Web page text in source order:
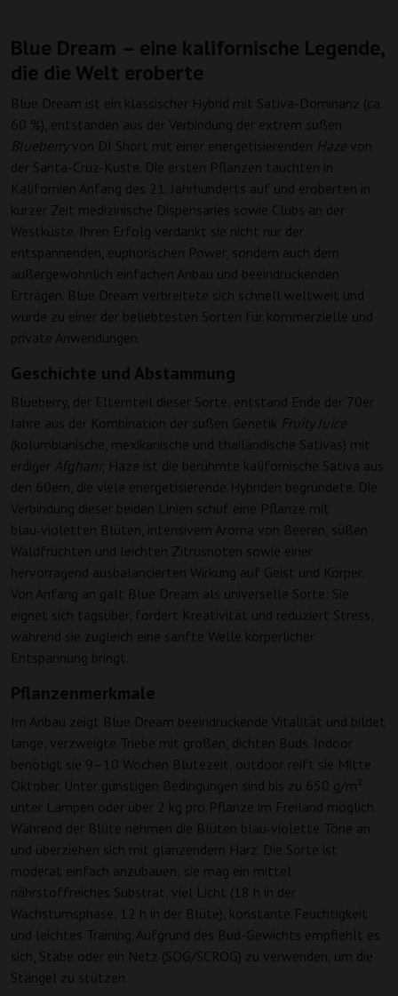
Blue Dream – eine kalifornische Legende,
die die Welt eroberte
Blue Dream ist ein klassischer Hybrid mit Sativa-Dominanz (ca.
60 %), entstanden aus der Verbindung der extrem süßen
Blueberryvon DJ Short mit einer energetisierenden Haze von
der Santa-Cruz-Küste. Die ersten Pflanzen tauchten in
Kalifornien Anfang des 21. Jahrhunderts auf und eroberten in
kurzer Zeit medizinische Dispensaries sowie Clubs an der
Westküste. Ihren Erfolg verdankt sie nicht nur der
entspannenden, euphorischen Power, sondern auch dem
außergewöhnlich einfachen Anbau und beeindruckenden
Erträgen. Blue Dream verbreitete sich schnell weltweit und
wurde zu einer der beliebtesten Sorten für kommerzielle und
private Anwendungen.
Geschichte und Abstammung
Blueberry, der Elternteil dieser Sorte, entstand Ende der 70er
Jahre aus der Kombination der süßen Genetik Fruity Juice
(kolumbianische, mexikanische und thailändische Sativas) mit
erdiger Afghani; Haze ist die berühmte kalifornische Sativa aus
den 60ern, die viele energetisierende Hybriden begründete. Die
Verbindung dieser beiden Linien schuf eine Pflanze mit
blau‑violetten Blüten, intensivem Aroma von Beeren, süßen
Waldfrüchten und leichten Zitrusnoten sowie einer
hervorragend ausbalancierten Wirkung auf Geist und Körper.
Von Anfang an galt Blue Dream als universelle Sorte: Sie
eignet sich tagsüber, fördert Kreativität und reduziert Stress,
während sie zugleich eine sanfte Welle körperlicher
Entspannung bringt.
Pflanzenmerkmale
Im Anbau zeigt Blue Dream beeindruckende Vitalität und bildet
lange, verzweigte Triebe mit großen, dichten Buds. Indoor
benötigt sie 9–10 Wochen Blütezeit, outdoor reift sie Mitte
Oktober. Unter günstigen Bedingungen sind bis zu 650 g/m²
unter Lampen oder über 2 kg pro Pflanze im Freiland möglich.
Während der Blüte nehmen die Blüten blau‑violette Töne an
und überziehen sich mit glänzendem Harz. Die Sorte ist
moderat einfach anzubauen; sie mag ein mittel
nährstoffreiches Substrat, viel Licht (18 h in der
Wachstumsphase, 12 h in der Blüte), konstante Feuchtigkeit
und leichtes Training. Aufgrund des Bud-Gewichts empfiehlt es
sich, Stäbe oder ein Netz (SOG/SCROG) zu verwenden, um die
Stängel zu stützen.